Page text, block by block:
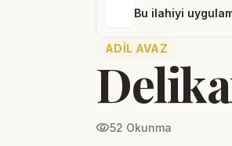
Bu ilahiyi
ADIL AVAZ
visibility52 Okunma